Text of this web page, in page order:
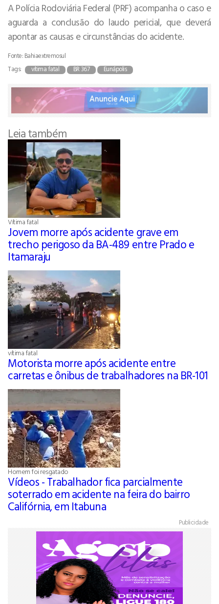
A Polícia Rodoviária Federal (PRF) acompanha o caso e
aguarda a conclusão do laudo pericial, que deverá
apontar as causas e circunstâncias do acidente.
Fonte: Bahiaextremosul
Tags:
vítima fatal BR 367 Eunápolis
Leia também
Vítima fatal
Jovem morre após acidente grave em
trecho perigoso da BA-489 entre Prado e
Itamaraju
vítima fatal
Motorista morre após acidente entre
carretas e ônibus de trabalhadores na BR-101
Homem foi resgatado
Vídeos - Trabalhador fica parcialmente
soterrado em acidente na feira do bairro
Califórnia, em Itabuna
Publicidade